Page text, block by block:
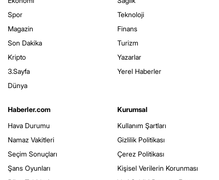
Spor
Magazin
Son Dakika
Kripto
3.Sayfa
Dünya
Teknoloji
Finans
Turizm
Yazarlar
Yerel Haberler
Haberler.com
Hava Durumu
Namaz Vakitleri
Seçim Sonuçları
Şans Oyunları
Kurumsal
Kullanım Şartları
Gizlilik Politikası
Çerez Politikası
Kişisel Verilerin Korunması